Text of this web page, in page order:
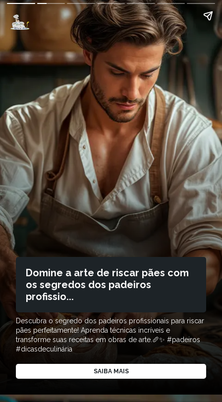
Domine a arte de riscar pães com
os segredos dos padeiros
profissio...
Descubra o segredo dos padeiros profissionais para riscar
pães perfeitamente! Aprenda técnicas incríveis e
transforme suas receitas em obras de arte.🥖✨ #padeiros
#dicasdeculinária
SAIBA MAIS